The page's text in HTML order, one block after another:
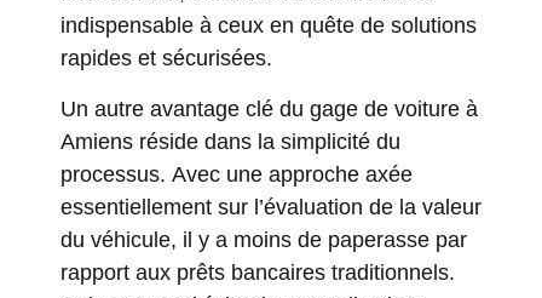
indispensable à ceux en quête de solutions
rapides et sécurisées.
Un autre avantage clé du gage de voiture à
Amiens réside dans la simplicité du
processus. Avec une approche axée
essentiellement sur l’évaluation de la valeur
du véhicule, il y a moins de paperasse par
rapport aux prêts bancaires traditionnels.